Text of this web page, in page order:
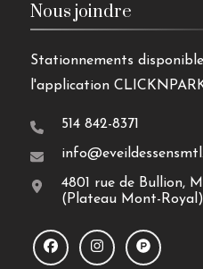
Nous joindre
Stationnements
l'application
514 842-8371
4801 rue de Bullion,
(Plateau Mont-Royal)